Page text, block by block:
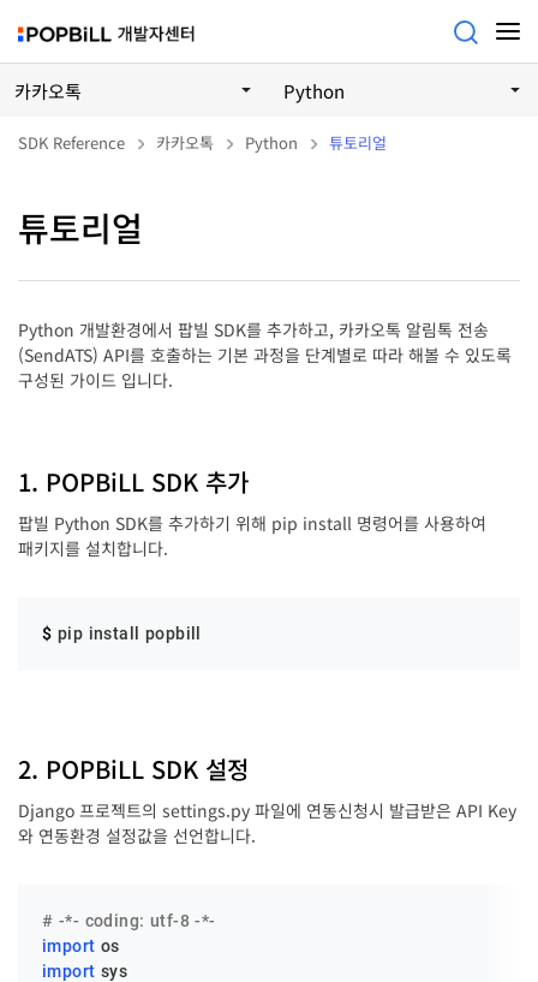
카카오톡 Python
SDK Reference 카카오톡 Python 튜토리얼
튜토리얼
Python 개발환경에서 팝빌 SDK를 추가하고, 카카오톡 알림톡 전송
(SendATS) API를 호출하는 기본 과정을 단계별로 따라 해볼 수 있도록
구성된 가이드 입니다.
1. POPBiLL SDK 추가
팝빌 Python SDK를 추가하기 위해 pip install 명령어를 사용하여
패키지를 설치합니다.
$ pip install popbill
2. POPBiLL SDK 설정
Django 프로젝트의 settings.py 파일에 연동신청시 발급받은 API Key
와 연동환경 설정값을 선언합니다.
# -*- coding: utf-8 -*-
import
import